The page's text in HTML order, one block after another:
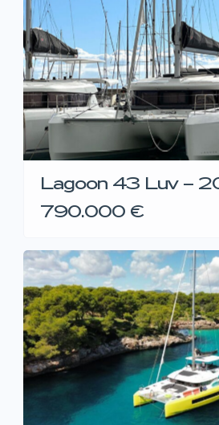
Lagoon 43 Luv –
790.000 €